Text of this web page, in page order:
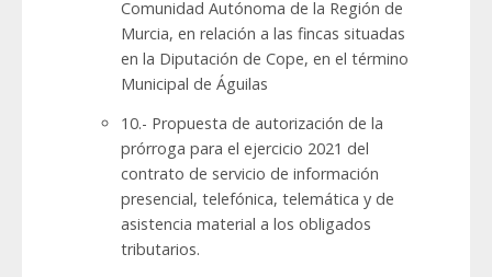
Comunidad Autónoma de la Región de
Murcia, en relación a las fincas situadas
en la Diputación de Cope, en el término
Municipal de Águilas
10.- Propuesta de autorización de la
prórroga para el ejercicio 2021 del
contrato de servicio de información
presencial, telefónica, telemática y de
asistencia material a los obligados
tributarios.